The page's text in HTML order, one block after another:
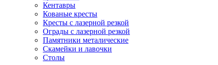
Кентавры
Кованые кресты
Кресты с лазерной резкой
Ограды с лазерной резкой
Памятники металические
Скамейки и лавочки
Столы